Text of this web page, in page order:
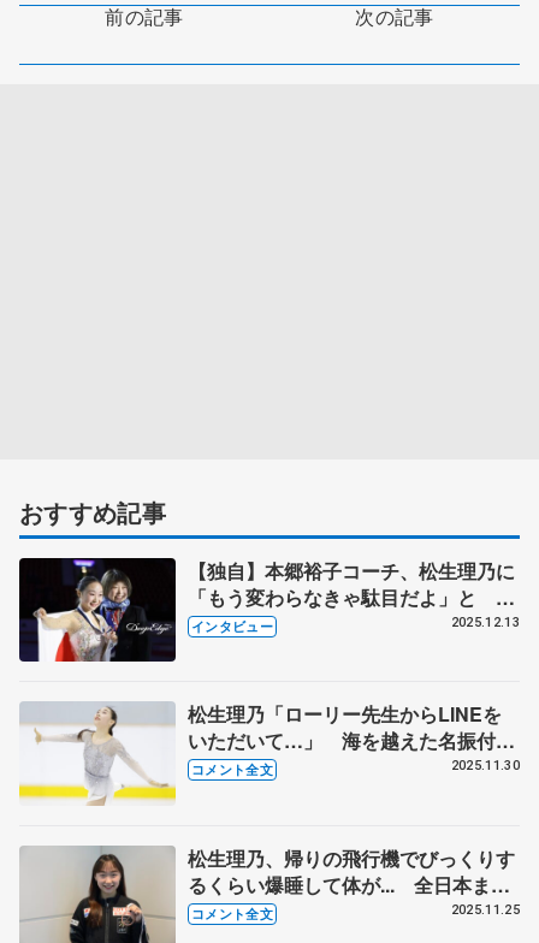
前の記事 次の記事
おすすめ記事
【独自】本郷裕子コーチ、松生理乃に
「もう変わらなきゃ駄目だよ」と 持
ち上げたり厳しく言ったり「理乃ちゃ
インタビュー 2025.12.13
松生理乃「ローリー先生からLINEを
いただいて…」 海を越えた名振付師
とのやり取り明かす【愛知県大会・女
コメント全文 2025.11.30
松生理乃、帰りの飛行機でびっくりす
るくらい爆睡して体が... 全日本まで
取りこぼし多いレベル、回転不足の見
コメント全文 2025.11.25